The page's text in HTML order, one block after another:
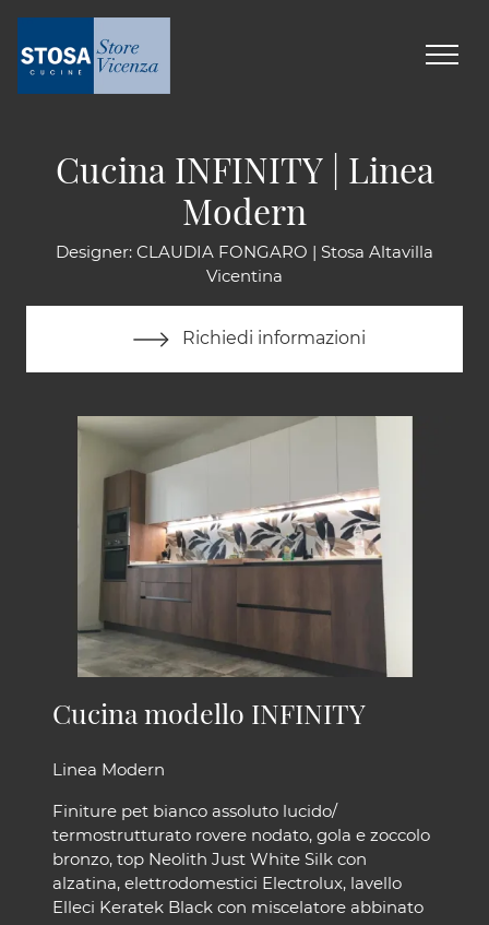
Cucina INFINITY | Linea
Modern
Designer: CLAUDIA FONGARO | Stosa Altavilla
Vicentina
Richiedi informazioni
Cucina modello INFINITY
Linea Modern
Finiture pet bianco assoluto lucido/
termostrutturato rovere nodato, gola e zoccolo
bronzo, top Neolith Just White Silk con
alzatina, elettrodomestici Electrolux, lavello
Elleci Keratek Black con miscelatore abbinato